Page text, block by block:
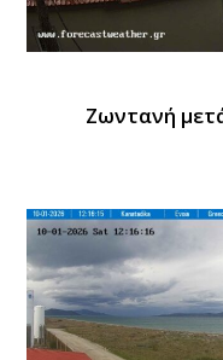
Ζωντανή